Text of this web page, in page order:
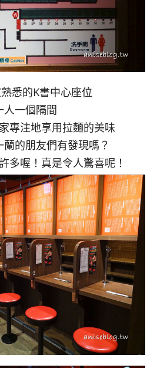
悉的K書中心座位
人一個隔間
專注地享用拉麵的美味
的朋友們有發現嗎？
多喔！真是令人驚喜呢！